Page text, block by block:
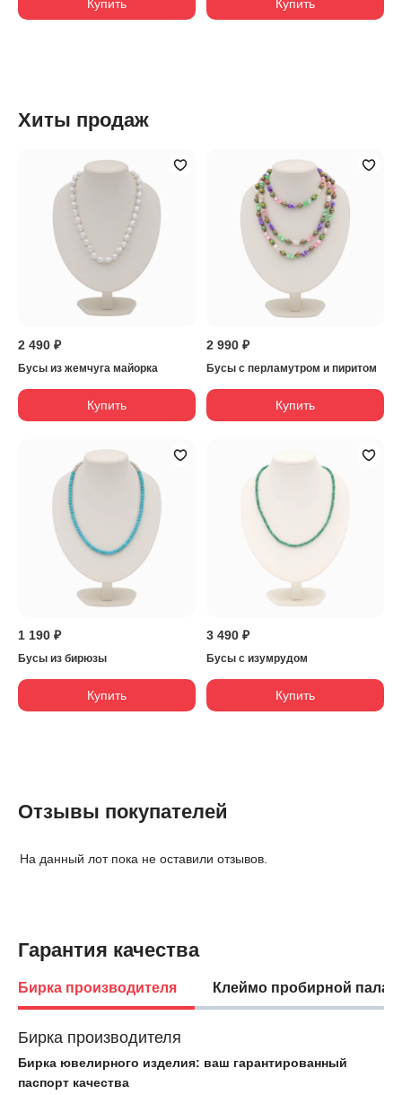
Купить Купить
Хиты продаж
2 490 ₽
Бусы из жемчуга майорка
Купить
2 990 ₽
Бусы с перламутром и пиритом
Купить
1 190 ₽
Бусы из бирюзы
Купить
3 490 ₽
Бусы с изумрудом
Купить
Отзывы покупателей
На данный лот пока не оставили отзывов.
Гарантия качества
Бирка производителя Клеймо пробирной
Бирка производителя
Бирка ювелирного изделия: ваш гарантированный
паспорт качества